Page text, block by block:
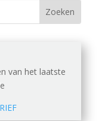
van het laatste